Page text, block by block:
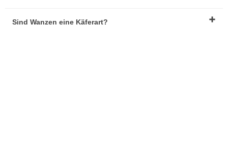
Sind Wanzen eine Käferart?